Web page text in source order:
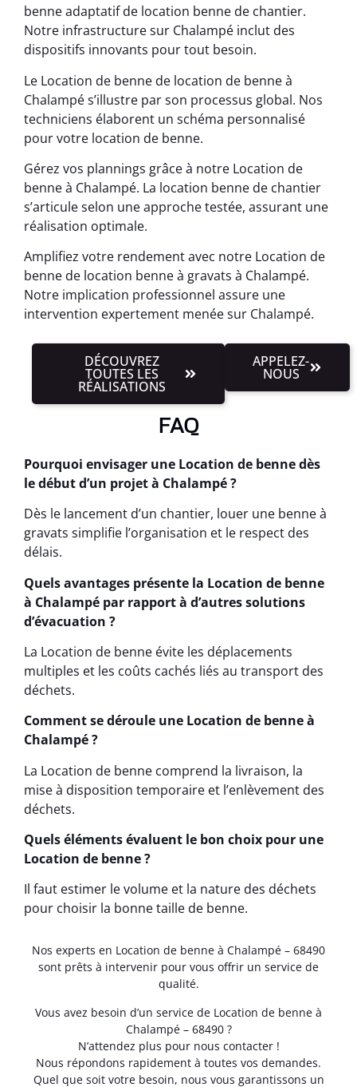
benne adaptatif de location benne de chantier.
Notre infrastructure sur Chalampé inclut des
dispositifs innovants pour tout besoin.
Le Location de benne de location de benne à
Chalampé s’illustre par son processus global. Nos
techniciens élaborent un schéma personnalisé
pour votre location de benne.
Gérez vos plannings grâce à notre Location de
benne à Chalampé. La location benne de chantier
s’articule selon une approche testée, assurant une
réalisation optimale.
Amplifiez votre rendement avec notre Location de
benne de location benne à gravats à Chalampé.
Notre implication professionnel assure une
intervention expertement menée sur Chalampé.
DÉCOUVREZ
TOUTES LES
RÉALISATIONS
APPELEZ-
NOUS
FAQ
Pourquoi envisager une Location de benne dès
le début d’un projet à Chalampé ?
Dès le lancement d’un chantier, louer une benne à
gravats simplifie l’organisation et le respect des
délais.
Quels avantages présente la Location de benne
à Chalampé par rapport à d’autres solutions
d’évacuation ?
La Location de benne évite les déplacements
multiples et les coûts cachés liés au transport des
déchets.
Comment se déroule une Location de benne à
Chalampé ?
La Location de benne comprend la livraison, la
mise à disposition temporaire et l’enlèvement des
déchets.
Quels éléments évaluent le bon choix pour une
Location de benne ?
Il faut estimer le volume et la nature des déchets
pour choisir la bonne taille de benne.
Nos experts en Location de benne à Chalampé – 68490
sont prêts à intervenir pour vous offrir un service de
qualité.
Vous avez besoin d’un service de Location de benne à
Chalampé – 68490 ?
N’attendez plus pour nous contacter !
Nous répondons rapidement à toutes vos demandes.
Quel que soit votre besoin, nous vous garantissons un